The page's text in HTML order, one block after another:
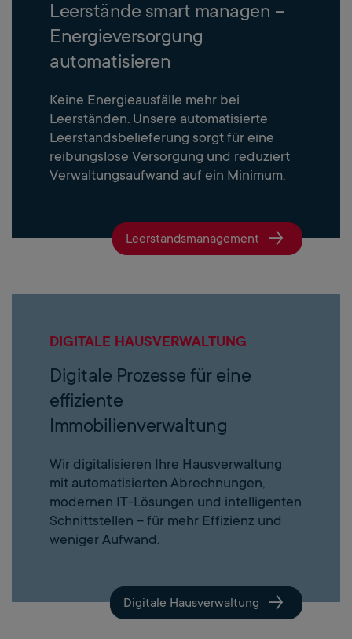
Leerstände smart managen –
Energieversorgung
automatisieren
Keine Energieausfälle mehr bei
Leerständen. Unsere automatisierte
Leerstandsbelieferung sorgt für eine
reibungslose Versorgung und reduziert
Verwaltungsaufwand auf ein Minimum.
Leerstandsmanagement
DIGITALE HAUSVERWALTUNG
Digitale Prozesse für eine
effiziente
Immobilienverwaltung
Wir digitalisieren Ihre Hausverwaltung
mit automatisierten Abrechnungen,
modernen IT-Lösungen und intelligenten
Schnittstellen – für mehr Effizienz und
weniger Aufwand.
Digitale Hausverwaltung